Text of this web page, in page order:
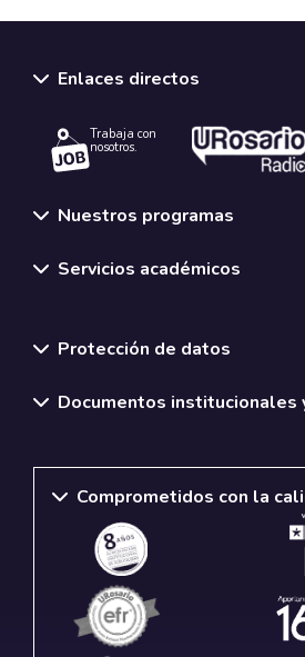
Enlaces directos
Trabaja con
nosotros.
Nuestros programas
Servicios académicos
Protección de datos
Documentos institucionales
Comprometidos con la